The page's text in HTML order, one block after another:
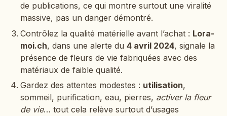
de publications, ce qui montre surtout une viralité
massive, pas un danger démontré.
Contrôlez la qualité matérielle avant l’achat : Lora-
moi.ch, dans une alerte du 4 avril 2024, signale la
présence de fleurs de vie fabriquées avec des
matériaux de faible qualité.
Gardez des attentes modestes : utilisation,
sommeil, purification, eau, pierres, activer la fleur
de vie… tout cela relève surtout d’usages